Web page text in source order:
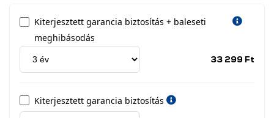
Kiterjesztett garancia biztosítás + baleseti
meghibásodás
33 299 Ft
Kiterjesztett garancia biztosítás